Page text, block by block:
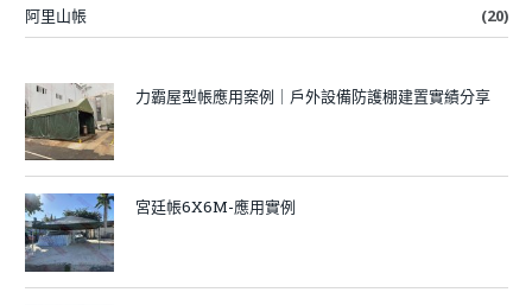
阿里山帳
(20)
力霸屋型帳應用案例｜戶外設備防護棚建置實績分享
宮廷帳6X6M-應用實例